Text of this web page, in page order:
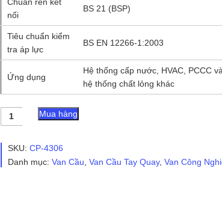
nối
BS 21 (BSP)
Tiêu chuẩn kiểm
tra áp lực
BS EN 12266-1:2003
Ứng dụng
Hệ thống cấp nước, HVAC, PCCC
hệ thống chất lỏng khác
Van
RINCO
303E
Mua hàng
SKU: CP-4306
Danh mục: Van Cầu Van Cầu Tay Quay, Van Công